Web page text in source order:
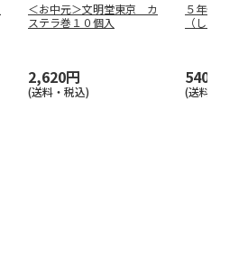
＜お中元＞文明堂東京 カ
ステラ巻１０個入
2,620円
(送料・税込)
５年保存備
（しょうゆ
540円
(送料別・税